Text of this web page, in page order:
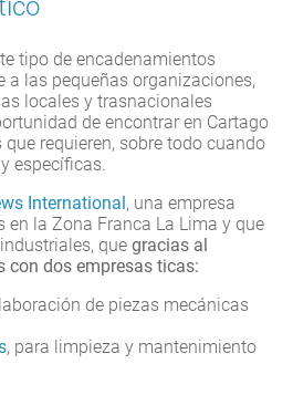
tipo de encadenamientos
a las pequeñas organizaciones,
locales y trasnacionales
de encontrar en Cartago
requieren, sobre todo cuando
específicas.
International , una empresa
la Zona Franca La Lima y que
que gracias al
con dos empresas ticas:
de piezas mecánicas
, para limpieza y mantenimiento